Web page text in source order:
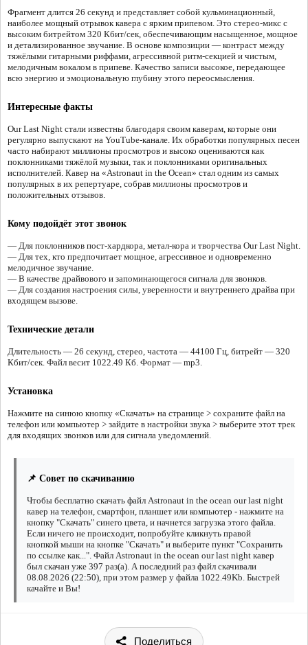
Фрагмент длится 26 секунд и представляет собой кульминационный,
наиболее мощный отрывок кавера с ярким припевом. Это стерео-микс с
высоким битрейтом 320 Кбит/сек, обеспечивающим насыщенное, мощное
и детализированное звучание. В основе композиции — контраст между
тяжёлыми гитарными риффами, агрессивной ритм-секцией и чистым,
мелодичным вокалом в припеве. Качество записи высокое, передающее
всю энергию и эмоциональную глубину этого переосмысления.
Интересные факты
Our Last Night стали известны благодаря своим каверам, которые они
регулярно выпускают на YouTube-канале. Их обработки популярных песен
часто набирают миллионы просмотров и высоко оцениваются как
поклонниками тяжёлой музыки, так и поклонниками оригинальных
исполнителей. Кавер на «Astronaut in the Ocean» стал одним из самых
популярных в их репертуаре, собрав миллионы просмотров и
положительных отзывов.
Кому подойдёт этот звонок
— Для поклонников пост-хардкора, метал-кора и творчества Our Last Night.
— Для тех, кто предпочитает мощное, агрессивное и одновременно
мелодичное звучание.
— В качестве драйвового и запоминающегося сигнала для звонков.
— Для создания настроения силы, уверенности и внутреннего драйва при
входящем вызове.
Технические детали
Длительность — 26 секунд, стерео, частота — 44100 Гц, битрейт — 320
Кбит/сек. Файл весит 1022.49 Кб. Формат — mp3.
Установка
Нажмите на синюю кнопку «Скачать» на странице > сохраните файл на
телефон или компьютер > зайдите в настройки звука > выберите этот трек
для входящих звонков или для сигнала уведомлений.
📌 Совет по скачиванию
Чтобы бесплатно скачать файл Astronaut in the ocean our last night
кавер на телефон, смартфон, планшет или компьютер - нажмите на
кнопку "Скачать" синего цвета, и начнется загрузка этого файла.
Если ничего не происходит, попробуйте кликнуть правой
кнопкой мыши на кнопке "Скачать" и выберите пункт "Сохранить
по ссылке как...". Файл Astronaut in the ocean our last night кавер
был скачан уже 397 раз(а). А последний раз файл скачивали
08.08.2026 (22:50), при этом размер у файла 1022.49Kb. Быстрей
качайте и Вы!
Поделиться